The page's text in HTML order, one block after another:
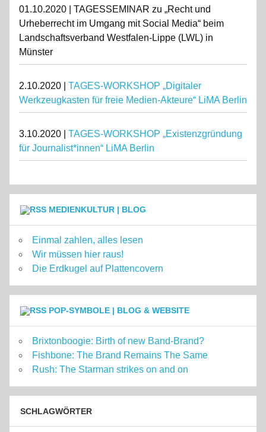
01.10.2020 | TAGESSEMINAR zu „Recht und
Urheberrecht im Umgang mit Social Media“ beim
Landschaftsverband Westfalen-Lippe (LWL) in
Münster
2.10.2020 | TAGES-WORKSHOP „Digitaler
Werkzeugkasten für freie Medien-Akteure“ LiMA Berlin
3.10.2020 | TAGES-WORKSHOP „Existenzgründung
für Journalist*innen“ LiMA Berlin
MEDIENKULTUR | BLOG
Einmal zahlen, alles lesen
Wir müssen hier raus!
Die Erdkugel auf Plattencovern
POP-SYMBOLE | BLOG & WEBSITE
Brixtonboogie: Birth of new Band-Brand?
Fishbone: The Brand Remains The Same
Rush: The Starman strikes on and on
SCHLAGWÖRTER